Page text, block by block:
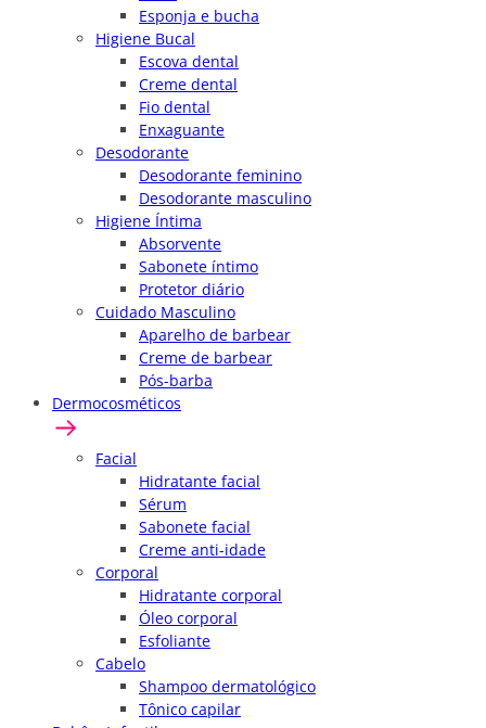
Esponja e bucha
Higiene Bucal
Escova dental
Creme dental
Fio dental
Enxaguante
Desodorante
Desodorante feminino
Desodorante masculino
Higiene Íntima
Absorvente
Sabonete íntimo
Protetor diário
Cuidado Masculino
Aparelho de barbear
Creme de barbear
Pós-barba
Dermocosméticos
Facial
Hidratante facial
Sérum
Sabonete facial
Creme anti-idade
Corporal
Hidratante corporal
Óleo corporal
Esfoliante
Cabelo
Shampoo dermatológico
Tônico capilar